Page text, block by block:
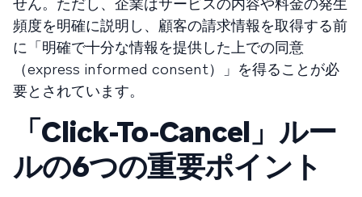
頻度を明確に説明し、顧客の請求情報を取得する前
に「明確で十分な情報を提供した上での同意
（express informed consent）」を得ることが必
要とされています。
「Click-To-Cancel」ルー
ルの6つの重要ポイント